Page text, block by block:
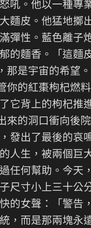
吼。他以一種專
麵皮。他猛地擲
彈性。藍色離子
麵香。「這麵
是宇宙的希望
的紅棗枸杞燃
它背上的枸杞推
的洞口衝向後
發出了最後的哀
人生，被兩個巨
任何幫助。今天
尺寸小上三十公
女聲：「警告
，而是那兩塊永